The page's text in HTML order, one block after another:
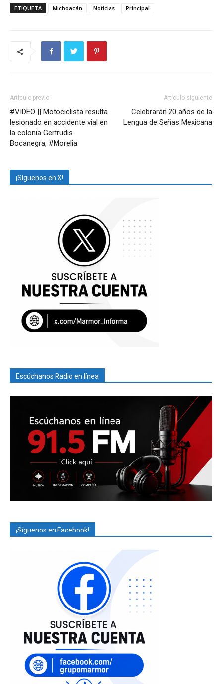
ETIQUETA Michoacán Noticias Principal
Artículo previo
#VIDEO || Motociclista resulta
lesionado en accidente vial en
la colonia Gertrudis
Bocanegra, #Morelia
Artículo siguiente
Celebrarán 20 años de la
Lengua de Señas Mexicana
¡Síguenos en X!
Escúchanos Radio en línea
¡Síguenos en Facebook!